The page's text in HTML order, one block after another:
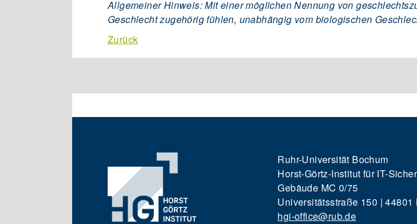
Allgemeiner Hinweis: Mit einer möglichen Nennung von
Geschlecht zugehörig fühlen, unabhängig vom biologischen
Zurück
Ruhr-Universität Bochum
Horst-Görtz-Institut für IT-
Gebäude MC 0/75
Universitätsstraße 150 | 44801
hgi-office@rub.de